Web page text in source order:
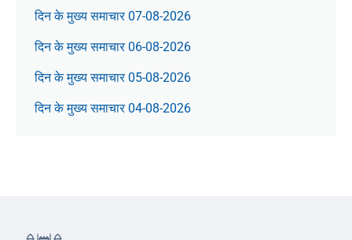
दिन के मुख्य समाचार 07-08-2026
दिन के मुख्य समाचार 06-08-2026
दिन के मुख्य समाचार 05-08-2026
दिन के मुख्य समाचार 04-08-2026